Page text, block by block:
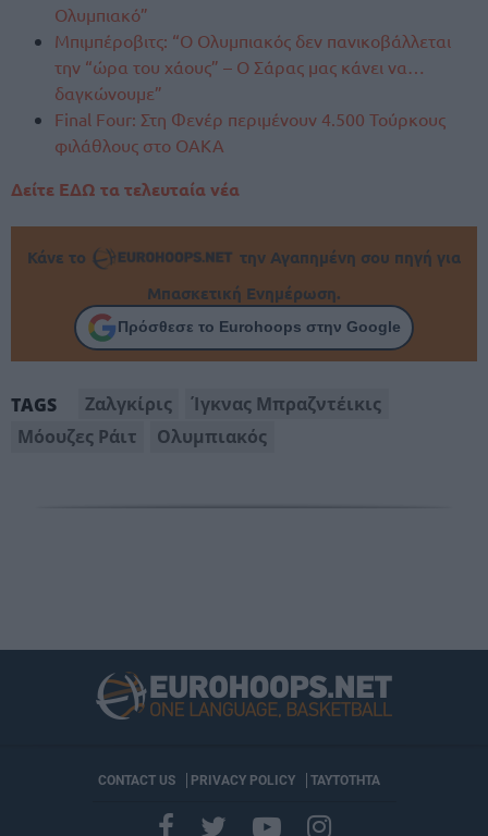
Ολυμπιακό”
Μπιμπέροβιτς: “Ο Ολυμπιακός δεν πανικοβάλλεται
την “ώρα του χάους” – Ο Σάρας μας κάνει να…
δαγκώνουμε”
Final Four: Στη Φενέρ περιμένουν 4.500 Τούρκους
φιλάθλους στο ΟΑΚΑ
Δείτε ΕΔΩ τα τελευταία νέα
Κάνε το
την Αγαπημένη σου πηγή για
Μπασκετική Ενημέρωση.
Πρόσθεσε το Eurohoops στην Google
TAGS Ζαλγκίρις
Ίγκνας Μπραζντέικις
Μόουζες Ράιτ
Ολυμπιακός
CONTACT US PRIVACY POLICY ΤΑΥΤΟΤΗΤΑ